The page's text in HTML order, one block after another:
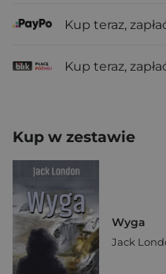
Kup teraz,
Kup teraz,
Kup w zestawie
Wyga
Jack